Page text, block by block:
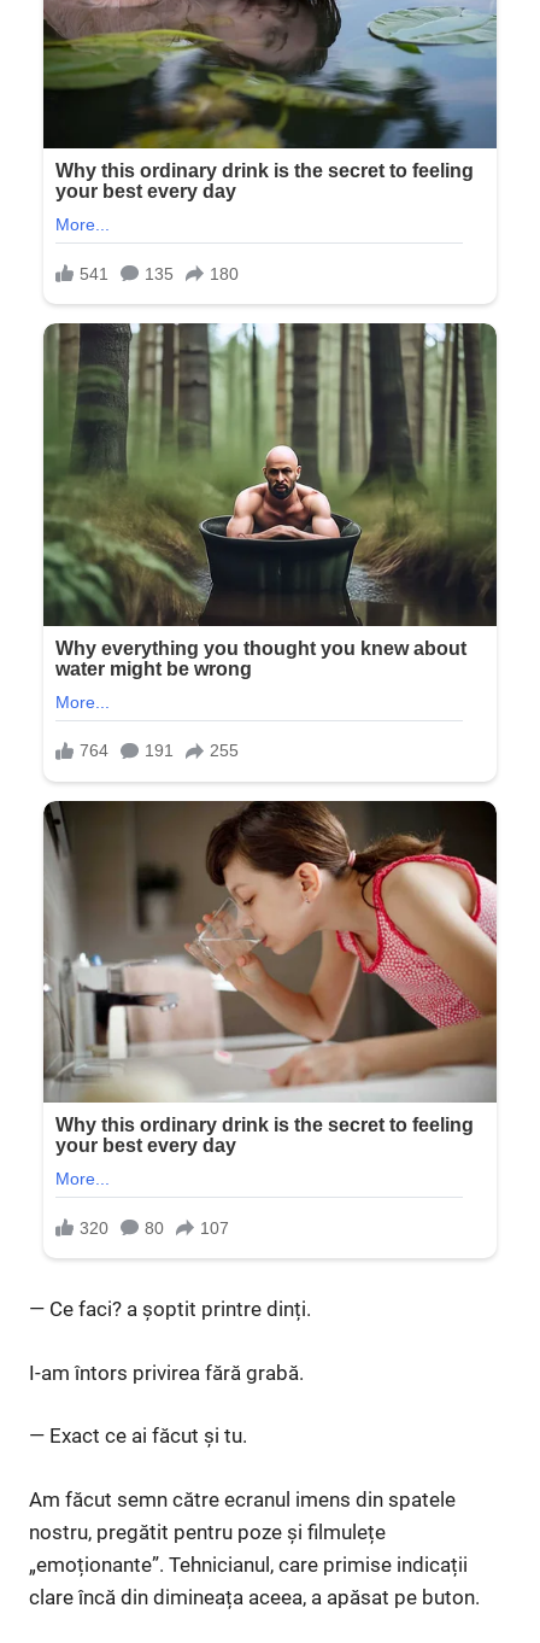
— Ce faci? a șoptit printre dinți.
I-am întors privirea fără grabă.
— Exact ce ai făcut și tu.
Am făcut semn către ecranul imens din spatele
nostru, pregătit pentru poze și filmulețe
„emoționante”. Tehnicianul, care primise indicații
clare încă din dimineața aceea, a apăsat pe buton.